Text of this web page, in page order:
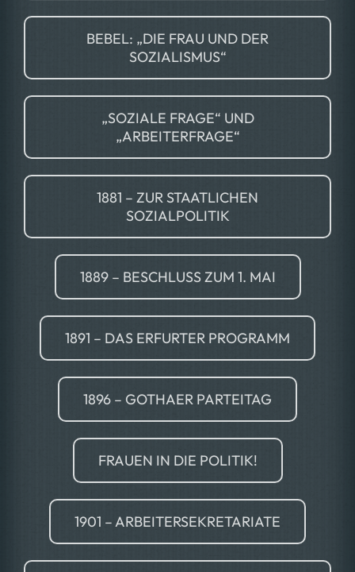
BEBEL: „DIE FRAU UND DER
SOZIALISMUS“
„SOZIALE FRAGE“ UND
„ARBEITERFRAGE“
1881 – ZUR STAATLICHEN
SOZIALPOLITIK
1889 – BESCHLUSS ZUM 1. MAI
1891 – DAS ERFURTER PROGRAMM
1896 – GOTHAER PARTEITAG
FRAUEN IN DIE POLITIK!
1901 – ARBEITERSEKRETARIATE